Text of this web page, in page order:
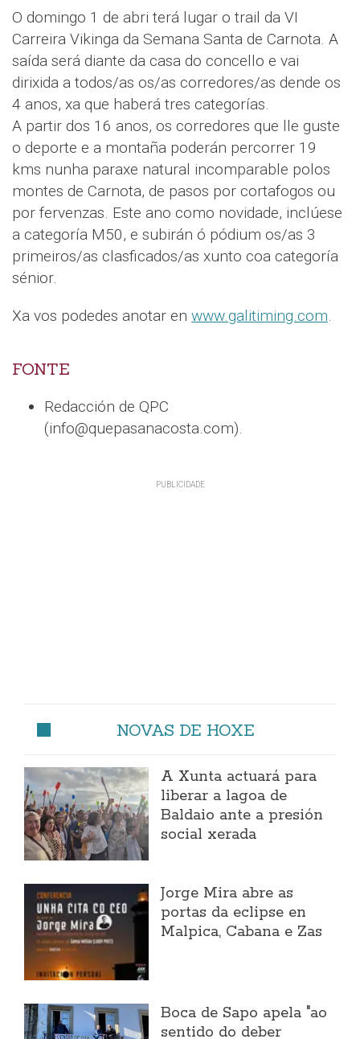
O domingo 1 de abri terá lugar o trail da VI
Carreira Vikinga da Semana Santa de Carnota. A
saída será diante da casa do concello e vai
dirixida a todos/as os/as corredores/as dende os
4 anos, xa que haberá tres categorías.
A partir dos 16 anos, os corredores que lle guste
o deporte e a montaña poderán percorrer 19
kms nunha paraxe natural incomparable polos
montes de Carnota, de pasos por cortafogos ou
por fervenzas. Este ano como novidade, inclúese
a categoría M50, e subirán ó pódium os/as 3
primeiros/as clasficados/as xunto coa categoría
sénior.
Xa vos podedes anotar en www.galitiming.com.
FONTE
Redacción de QPC
(info@quepasanacosta.com).
NOVAS DE HOXE
A Xunta actuará para
liberar a lagoa de
Baldaio ante a presión
social xerada
Jorge Mira abre as
portas da eclipse en
Malpica, Cabana e Zas
Boca de Sapo apela "ao
sentido do deber